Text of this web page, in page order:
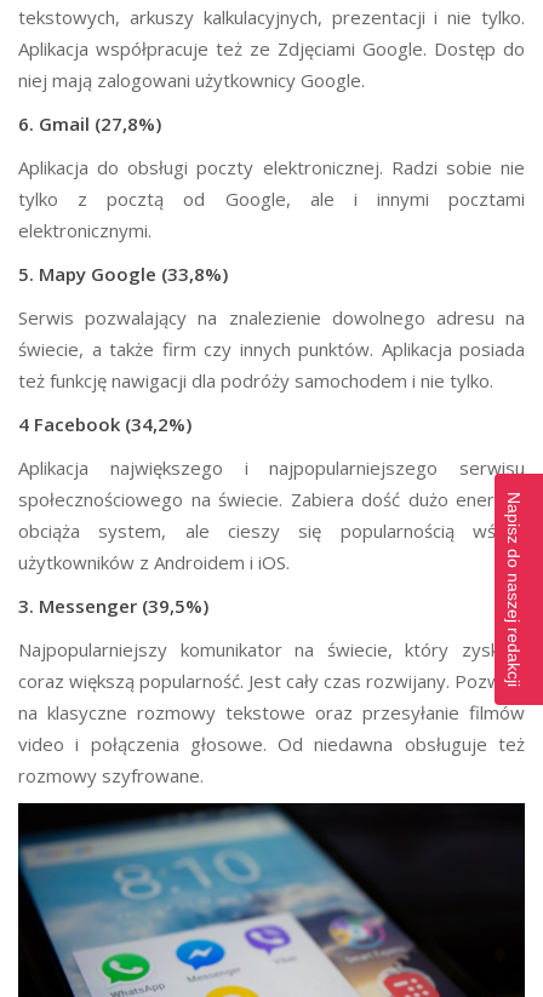
tekstowych, arkuszy kalkulacyjnych, prezentacji i nie tylko.
Aplikacja współpracuje też ze Zdjęciami Google. Dostęp do
niej mają zalogowani użytkownicy Google.
6. Gmail (27,8%)
Aplikacja do obsługi poczty elektronicznej. Radzi sobie nie
tylko z pocztą od Google, ale i innymi pocztami
elektronicznymi.
5. Mapy Google (33,8%)
Serwis pozwalający na znalezienie dowolnego adresu na
świecie, a także firm czy innych punktów. Aplikacja posiada
też funkcję nawigacji dla podróży samochodem i nie tylko.
4 Facebook (34,2%)
Aplikacja największego i najpopularniejszego serwisu
społecznościowego na świecie. Zabiera dość dużo energii i
obciąża system, ale cieszy się popularnością wśród
użytkowników z Androidem i iOS.
3. Messenger (39,5%)
Najpopularniejszy komunikator na świecie, który zyskuje
coraz większą popularność. Jest cały czas rozwijany. Pozwala
na klasyczne rozmowy tekstowe oraz przesyłanie filmów
video i połączenia głosowe. Od niedawna obsługuje też
rozmowy szyfrowane.
Napisz do naszej redakcji